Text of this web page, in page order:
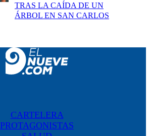
TRAS LA CAÍDA DE UN
ÁRBOL EN SAN CARLOS
CARTELERA
PROTAGONISTAS